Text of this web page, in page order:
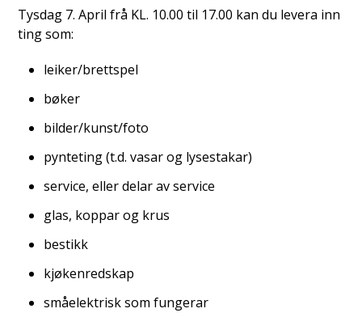
Tysdag 7. April frå KL. 10.00 til 17.00 kan du levera inn
ting som:
leiker/brettspel
bøker
bilder/kunst/foto
pynteting (t.d. vasar og lysestakar)
service, eller delar av service
glas, koppar og krus
bestikk
kjøkenredskap
småelektrisk som fungerar